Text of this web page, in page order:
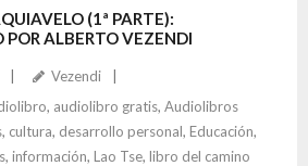
dI
n
p
ar
ti
r
(1ª PARTE):
ALBERTO VEZENDI
Vezendi
, audiolibro gratis, Audiolibros
, cultura, desarrollo personal, Educación,
, información, Lao Tse, libro del camino